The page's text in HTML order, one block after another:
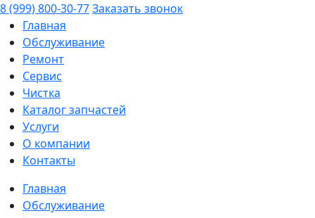
8 (999) 800-30-77Заказать звонок
Главная
Обслуживание
Ремонт
Сервис
Чистка
Каталог запчастей
Услуги
О компании
Контакты
Главная
Обслуживание